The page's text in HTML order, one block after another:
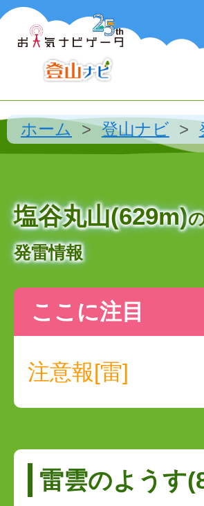
ホーム 登山ナビ
塩谷丸山(629m)
発雷情報
ここに注目
注意報[雷]
雷雲のようす